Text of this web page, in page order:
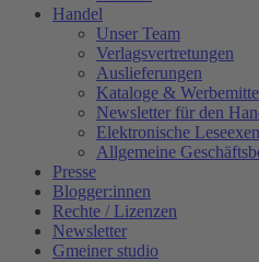
Handel
Unser Team
Verlagsvertretungen
Auslieferungen
Kataloge &
Newsletter für den
Elektronische
Allgemeine
Presse
Blogger:innen
Rechte / Lizenzen
Newsletter
Gmeiner studio